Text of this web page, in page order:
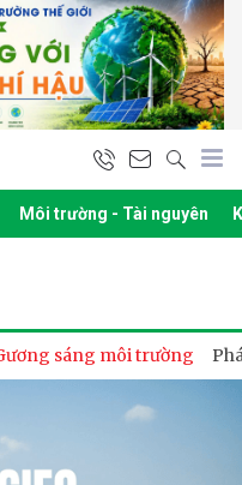
Môi trường - Tài nguyên
sáng môi trường